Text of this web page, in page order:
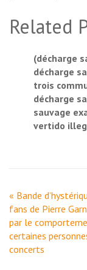
Related
(décharge
décharge
trois
décharge
sauvage
vertido
Navigation
de
l’article
« Bande
fans de Pierre
par le
certaines
concerts